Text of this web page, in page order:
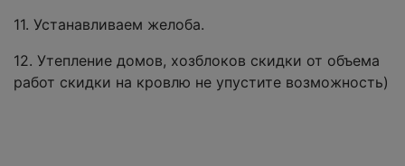
11. Устанавливаем желоба.
12. Утепление домов, хозблоков скидки от объема
работ скидки на кровлю не упустите возможность)